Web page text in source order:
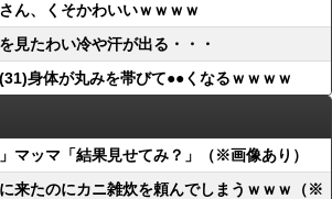
ん、くそかわいいｗｗｗｗ
見たわい冷や汗が出る・・・
身体が丸みを帯びて●●くなるｗｗｗｗ
マッマ「結果見せてみ？」（※画像あり）
に来たのにカニ雑炊を頼んでしまうｗｗｗ（※